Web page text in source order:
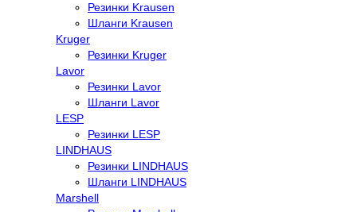
Резинки Krausen
Шланги Krausen
Kruger
Резинки Kruger
Lavor
Резинки Lavor
Шланги Lavor
LESP
Резинки LESP
LINDHAUS
Резинки LINDHAUS
Шланги LINDHAUS
Marshell